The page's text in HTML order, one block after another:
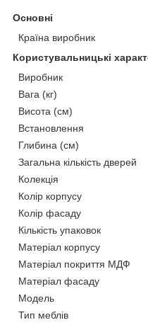
Основні
Країна виробник
Користувальницькі
Виробник
Вага (кг)
Висота (см)
Встановлення
Глибина (см)
Загальна кількість дверей
Колекція
Колір корпусу
Колір фасаду
Кількість упаковок
Матеріал корпусу
Матеріал покриття МДФ
Матеріал фасаду
Мoдель
Тип меблів